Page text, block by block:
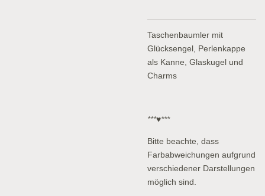
Taschenbaumler mit
Glücksengel, Perlenkappe
als Kanne, Glaskugel und
Charms
***♥***
Bitte beachte, dass
Farbabweichungen aufgrund
verschiedener Darstellungen
möglich sind.